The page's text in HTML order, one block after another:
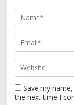
Save my
the next time I